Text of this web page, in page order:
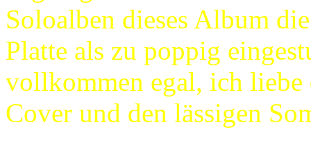
Soloalben dieses Album
Platte als zu poppig
vollkommen egal, ich
Cover und den lässigen